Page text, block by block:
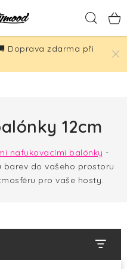
Doprava zdarma při
12cm
nafukovacími balónky -
do vašeho prostoru
pro vaše hosty.